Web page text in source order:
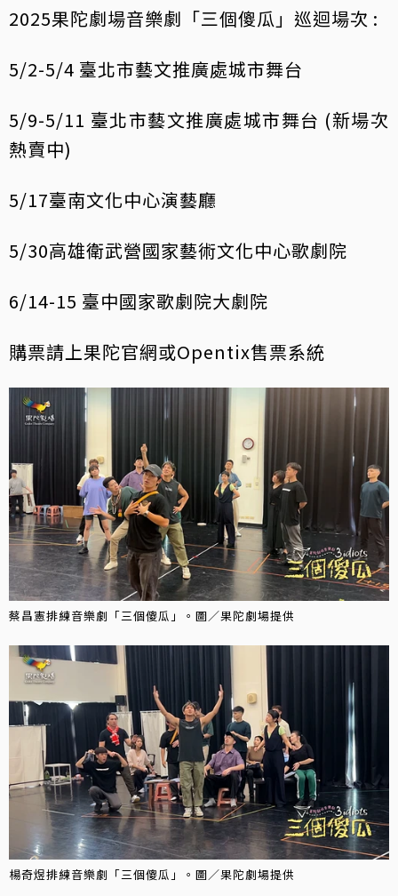
2025果陀劇場音樂劇「三個傻瓜」巡迴場次 :
5/2-5/4 臺北市藝文推廣處城市舞台
5/9-5/11 臺北市藝文推廣處城市舞台 (新場次
熱賣中)
5/17臺南文化中心演藝廳
5/30高雄衛武營國家藝術文化中心歌劇院
6/14-15 臺中國家歌劇院大劇院
購票請上果陀官網或Opentix售票系統
蔡昌憲排練音樂劇「三個傻瓜」。圖／果陀劇場提供
楊奇煜排練音樂劇「三個傻瓜」。圖／果陀劇場提供